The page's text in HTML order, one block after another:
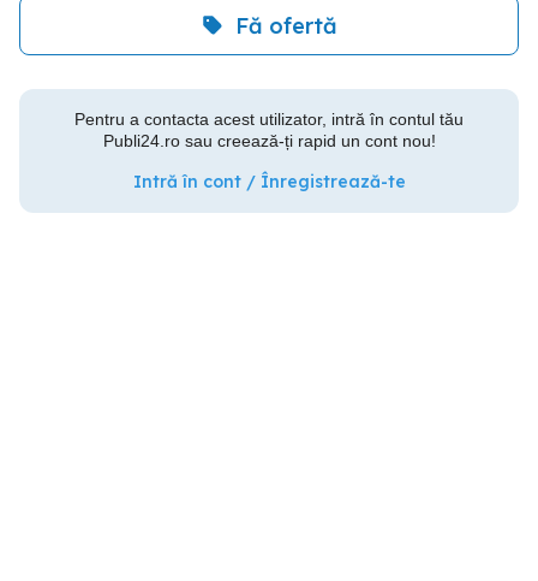
Fă ofertă
Pentru a contacta acest utilizator, intră în contul tău
Publi24.ro sau creează-ți rapid un cont nou!
Intră în cont / Înregistrează-te